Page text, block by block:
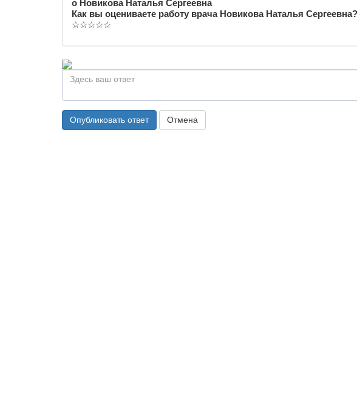
о Новикова Наталья Сергеевна
Как вы оцениваете работу врача Новикова Наталья Сергеевна?
☆☆☆☆☆
Опубликовать ответ Отмена